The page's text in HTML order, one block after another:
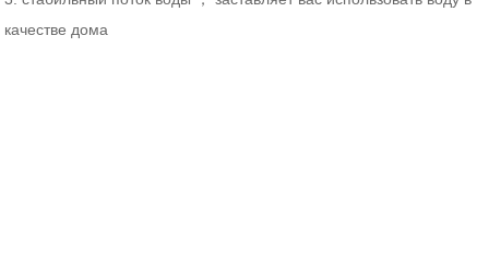
качестве дома